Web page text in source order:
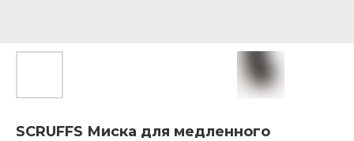
SCRUFFS Миска для медленного